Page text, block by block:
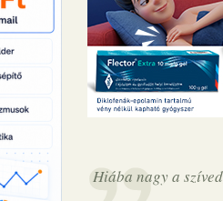
Hiába nagy a